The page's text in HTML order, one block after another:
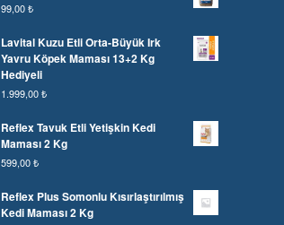
99,00₺
Lavital Kuzu Etli Orta-Büyük Irk
Yavru Köpek Maması 13+2 Kg
Hediyeli
1.999,00₺
Reflex Tavuk Etli Yetişkin Kedi
Maması 2 Kg
599,00₺
Reflex Plus Somonlu Kısırlaştırılmış
Kedi Maması 2 Kg